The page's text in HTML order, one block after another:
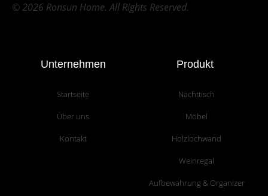
© 2026 Ronsun Home. All Rights Reserved.
Unternehmen
Startseite
Über uns
Kontakt
Produkt
Nachttisch
Möbel
Holzlochwand
Weinregal
Aufbewahrung & Organizer